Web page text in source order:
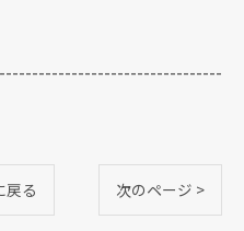
戻る 次のページ >